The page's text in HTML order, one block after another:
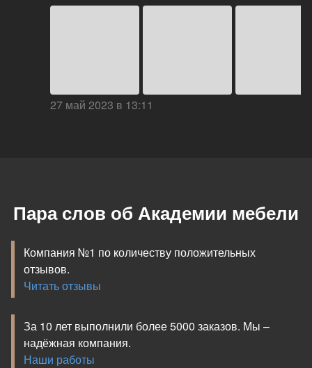
27 май 2023 в 13:11
Пара слов об Академии мебели
Компания №1 по количеству положительных
отзывов.
Читать отзывы
За 10 лет выполнили более 5000 заказов. Мы –
надёжная компания.
Наши работы